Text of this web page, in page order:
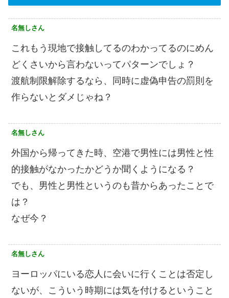
名無しさん
これもう現地で接触してるのわかってるのにめん
どくさいから言わないってパターンでしょ？
渡航制限解除するなら、同時に虚偽申告の罰則を
作らないとダメじゃね？
名無しさん
外国から帰ってきた時、空港で男性には男性と性
的接触がなかったかどうか聞くようになる？
でも、男性と男性というのも昔からあったことで
は？
なぜ今？
名無しさん
ヨーロッパにいる恋人に会いに行くことは否定し
ないが、こういう時期には気を付けるということ